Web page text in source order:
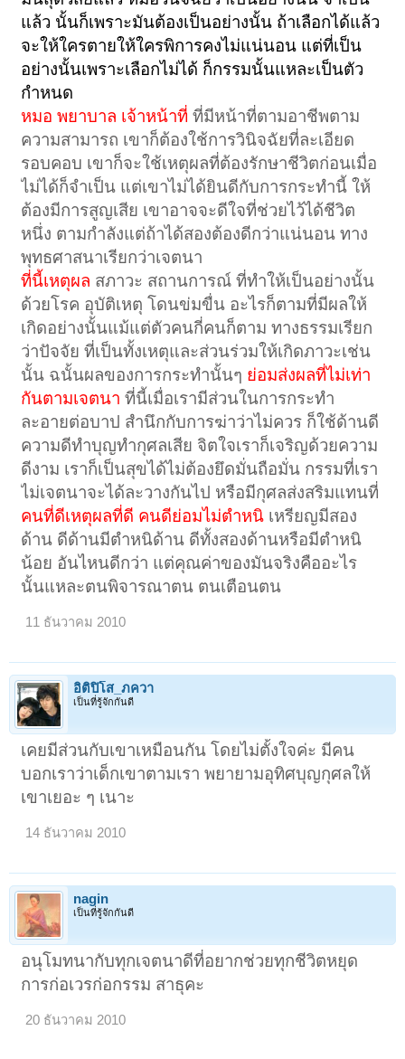
แล้ว นั้นก็เพราะมันต้องเป็นอย่างนั้น ถ้าเลือกได้แล้ว
จะให้ใครตายให้ใครพิการคงไม่แน่นอน แต่ที่เป็น
อย่างนั้นเพราะเลือกไม่ได้ ก็กรรมนั้นแหละเป็นตัว
กำหนด
หมอ พยาบาล เจ้าหน้าที่ ที่มีหน้าที่ตามอาชีพตาม
ความสามารถ เขาก็ต้องใช้การวินิจฉัยที่ละเอียด
รอบคอบ เขาก็จะใช้เหตุผลที่ต้องรักษาชีวิตก่อนเมื่อ
ไม่ได้ก็จำเป็น แต่เขาไม่ได้ยินดีกับการกระทำนี้ ให้
ต้องมีการสูญเสีย เขาอาจจะดีใจที่ช่วยไว้ได้ชีวิต
หนึ่ง ตามกำลังแต่ถ้าได้สองต้องดีกว่าแน่นอน ทาง
พุทธศาสนาเรียกว่าเจตนา
ที่นี้เหตุผล สภาวะ สถานการณ์ ที่ทำให้เป็นอย่างนั้น
ด้วยโรค อุบัติเหตุ โดนข่มขื่น อะไรก็ตามที่มีผลให้
เกิดอย่างนั้นแม้แต่ตัวคนกี่คนก็ตาม ทางธรรมเรียก
ว่าปัจจัย ที่เป็นทั้งเหตุและส่วนร่วมให้เกิดภาวะเช่น
นั้น ฉนั้นผลของการกระทำนั้นๆ ย่อมส่งผลที่ไม่เท่า
กันตามเจตนา ที่นี้เมื่อเรามีส่วนในการกระทำ
ละอายต่อบาป สำนึกกับการฆ่าว่าไม่ควร ก็ใช้ด้านดี
ความดีทำบุญทำกุศลเสีย จิตใจเราก็เจริญด้วยความ
ดีงาม เราก็เป็นสุขได้ไม่ต้องยึดมั่นถือมั่น กรรมที่เรา
ไม่เจตนาจะได้ละวางกันไป หรือมีกุศลส่งสริมแทนที่
คนที่ดีเหตุผลที่ดี คนดีย่อมไม่ตำหนิ เหรียญมีสอง
ด้าน ดีด้านมีตำหนิด้าน ดีทั้งสองด้านหรือมีตำหนิ
น้อย อันไหนดีกว่า แต่คุณค่าของมันจริงคืออะไร
นั้นแหละตนพิจารณาตน ตนเตือนตน
11 ธันวาคม 2010
อิติปิโส_ภควา
เป็นที่รู้จักกันดี
เคยมีส่วนกับเขาเหมือนกัน โดยไม่ตั้งใจค่ะ มีคน
บอกเราว่าเด็กเขาตามเรา พยายามอุทิศบุญกุศลให้
เขาเยอะ ๆ เนาะ
14 ธันวาคม 2010
nagin
เป็นที่รู้จักกันดี
อนุโมทนากับทุกเจตนาดีที่อยากช่วยทุกชีวิตหยุด
การก่อเวรก่อกรรม สาธุคะ
20 ธันวาคม 2010